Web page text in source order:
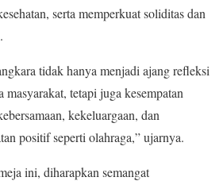
serta memperkuat soliditas dan
tidak hanya menjadi ajang refleksi
tetapi juga kesempatan
kekeluargaan, dan
positif seperti olahraga,” ujarnya.
ini, diharapkan semangat